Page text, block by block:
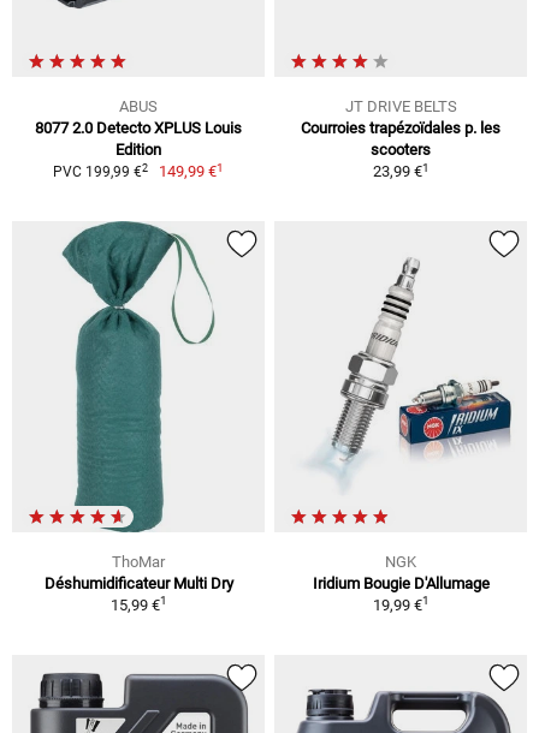
ABUS
8077 2.0 Detecto XPLUS Louis
Edition
PVC 199,99 €2 149,99 €1
JT DRIVE BELTS
Courroies trapézoïdales p. les
scooters
23,99 €1
ThoMar
Déshumidificateur Multi Dry
15,99 €1
NGK
Iridium Bougie D'Allumage
19,99 €1